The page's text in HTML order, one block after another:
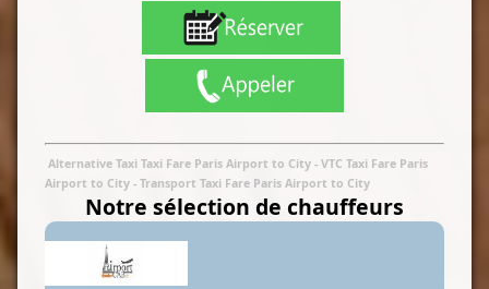
Alternative Taxi Taxi Fare Paris Airport to City - VTC Taxi Fare Paris
Airport to City- Transport Taxi Fare Paris Airport to City
Notre sélection de chauffeurs